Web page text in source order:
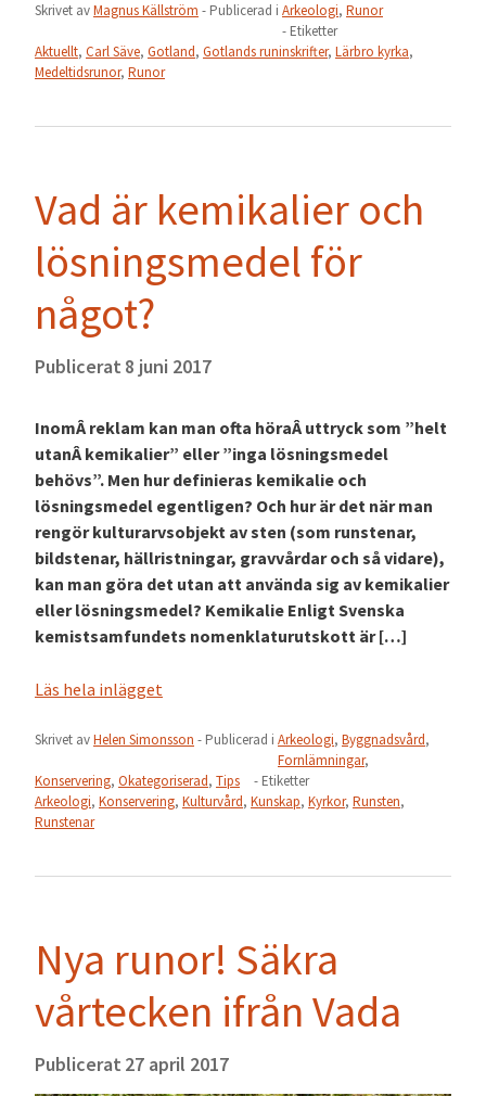
Skrivet avMagnus Källström - Publicerad i Arkeologi, Runor
- Etiketter
Aktuellt, Carl Säve, Gotland, Gotlands runinskrifter, Lärbro kyrka,
Medeltidsrunor, Runor
Vad är kemikalier och
lösningsmedel för
något?
Publicerat 8 juni 2017
InomÂ reklam kan man ofta höraÂ uttryck som ”helt
utanÂ kemikalier” eller ”inga lösningsmedel
behövs”. Men hur definieras kemikalie och
lösningsmedel egentligen? Och hur är det när man
rengör kulturarvsobjekt av sten (som runstenar,
bildstenar, hällristningar, gravvårdar och så vidare),
kan man göra det utan att använda sig av kemikalier
eller lösningsmedel? Kemikalie Enligt Svenska
kemistsamfundets nomenklaturutskott är […]
Läs hela inlägget
Skrivet avHelen Simonsson - Publicerad i Arkeologi, Byggnadsvård,
Fornlämningar,
Konservering, Okategoriserad, Tips
- Etiketter
Arkeologi, Konservering, Kulturvård, Kunskap, Kyrkor, Runsten,
Runstenar
Nya runor! Säkra
vårtecken ifrån Vada
Publicerat 27 april 2017